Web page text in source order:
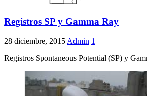
Registros SP y Gamma Ray
28 diciembre, 2015 Admin 1
Registros Spontaneous Potential (SP) y